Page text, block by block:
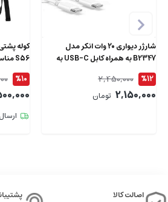
شارژر دیواری 20 وات انکر مدل
B2347 به همراه کابل USB-C به
طول 1.5 متر
%12
2,450,000
2,150,000 تومان
کوله
S56 مناسب برای لپ تاپ 15.6 اینچی
%10
اصالت کالا